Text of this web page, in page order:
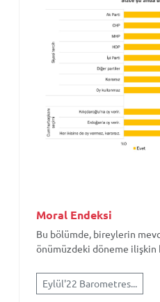
Moral Endeksi
Bu bölümde, bireylerin
önümüzdeki döneme ilişkin
Eylül'22 Barometres...